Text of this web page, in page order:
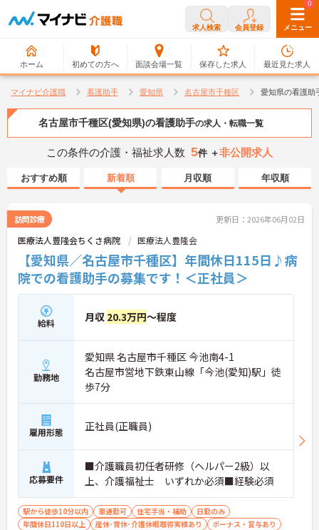
求人検索 会員登録 メニュー
ホーム 初めての方へ 面談会場一覧
0
保存した求人
0
最近見た求人
マイナビ介護職 看護助手 愛知県 名古屋市千種区 愛知県の看護助
名古屋市千種区(愛知県)の看護助手の求人・転職一覧
この条件の介護・福祉求人数 5件 ＋非公開求人
おすすめ順 新着順 月収順 年収順
訪問診療 更新日：2026年06月02日
医療法人豊隆会ちくさ病院 医療法人豊隆会
【愛知県／名古屋市千種区】年間休日115日♪病
院での看護助手の募集です！＜正社員＞
給料 月収 20.3万円～程度
勤務地
愛知県 名古屋市千種区 今池南4-1
名古屋市営地下鉄東山線「今池(愛知)駅」徒
歩7分
雇用形態 正社員(正職員)
応募要件
■介護職員初任者研修（ヘルパー2級）以
上、介護福祉士 いずれか必須■経験必須
駅から徒歩10分以内 車通勤可 住宅手当・補助
日勤のみ
年間休日110日以上
産休･育休･介護休暇取得実績あり
ボーナス・賞与あり